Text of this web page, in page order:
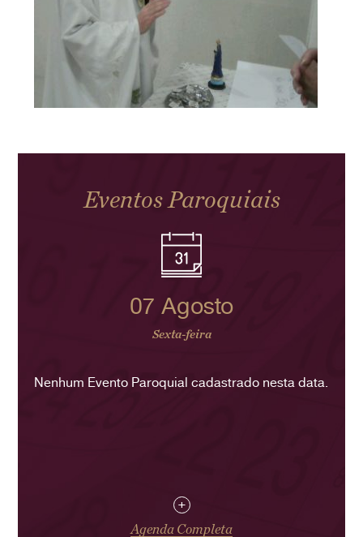
Eventos Paroquiais
07 Agosto
Sexta-feira
Nenhum Evento Paroquial cadastrado nesta data.
+
Agenda Completa